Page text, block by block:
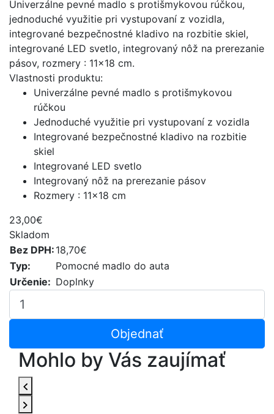
Univerzálne pevné madlo s protišmykovou rúčkou,
jednoduché využitie pri vystupovaní z vozidla,
integrované bezpečnostné kladivo na rozbitie skiel,
integrované LED svetlo, integrovaný nôž na prerezanie
pásov, rozmery : 11x18 cm.
Vlastnosti produktu:
Univerzálne pevné madlo s protišmykovou
rúčkou
Jednoduché využitie pri vystupovaní z vozidla
Integrované bezpečnostné kladivo na rozbitie
skiel
Integrované LED svetlo
Integrovaný nôž na prerezanie pásov
Rozmery : 11x18 cm
23,00€
Skladom
Bez DPH: 18,70€
Typ:
Pomocné madlo do auta
Určenie: Doplnky
Objednať
Mohlo by Vás zaujímať